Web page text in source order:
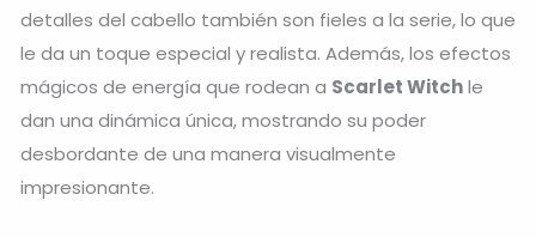
detalles del cabello también son fieles a la serie, lo que
le da un toque especial y realista. Además, los efectos
mágicos de energía que rodean a Scarlet Witchle
dan una dinámica única, mostrando su poder
desbordante de una manera visualmente
impresionante.